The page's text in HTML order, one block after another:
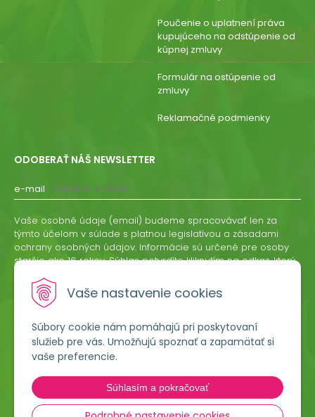
Vaše nastavenie cookies
Súbory cookie nám pomáhajú pri poskytovaní
služieb pre vás. Umožňujú spoznať a zapamätať si
vaše preferencie.
Súhlasím a pokračovať
Lumigreen, s.r.o.
Hradská 535
Poučenie o uplatnení práva
kupujúceho na odstúpenie od
kúpnej zmluvy
Formulár na ostúpenie od
zmluvy
Reklamačné podmienky
ODOBERAŤ NÁŠ NEWSLETTER
e-mail
ODOBERAŤ
Vaše osobné údaje (email) budeme spracovávať len za
týmto účelom v súlade s platnou legislatívou a zásadami
ochrany osobných údajov. Informácie sú určené pre osoby
staršie ako 16 rokov. Súhlas potvrdíte kliknutím na odkaz, ktorý
odvolať písomne, emailom alebo kliknutím na odkaz z
ktoréhokoľvek informačného emailu.